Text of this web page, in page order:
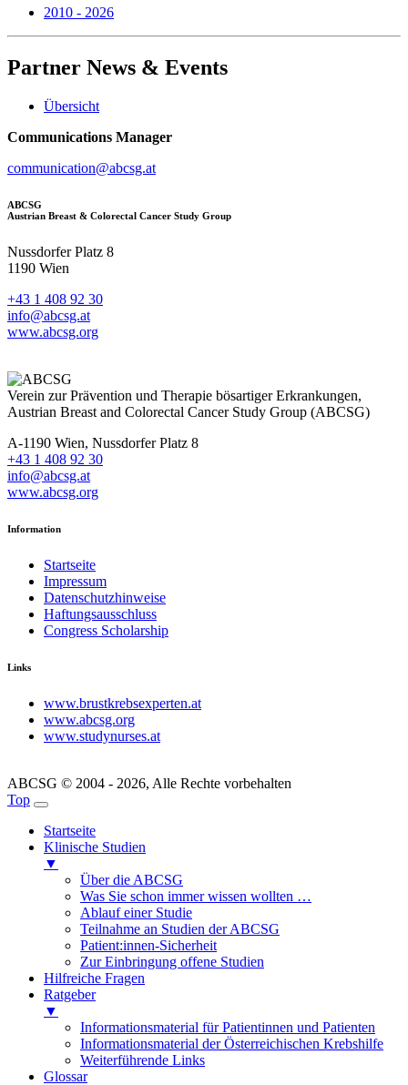
2010 - 2026
Partner News & Events
Übersicht
Communications Manager
communication@abcsg.at
ABCSG
Austrian Breast & Colorectal Cancer Study Group
Nussdorfer Platz 8
1190 Wien
+43 1 408 92 30
info@abcsg.at
www.abcsg.org
Verein zur Prävention und Therapie bösartiger Erkrankungen,
Austrian Breast and Colorectal Cancer Study Group (ABCSG)
A-1190 Wien, Nussdorfer Platz 8
+43 1 408 92 30
info@abcsg.at
www.abcsg.org
Information
Startseite
Impressum
Datenschutzhinweise
Haftungsausschluss
Congress Scholarship
Links
www.brustkrebsexperten.at
www.abcsg.org
www.studynurses.at
ABCSG © 2004 - 2026, Alle Rechte vorbehalten
Top
Startseite
Klinische Studien
▼
Über die ABCSG
Was Sie schon immer wissen wollten …
Ablauf einer Studie
Teilnahme an Studien der ABCSG
Patient:innen-Sicherheit
Zur Einbringung offene Studien
Hilfreiche Fragen
Ratgeber
▼
Informationsmaterial für Patientinnen und Patienten
Informationsmaterial der Österreichischen Krebshilfe
Weiterführende Links
Glossar